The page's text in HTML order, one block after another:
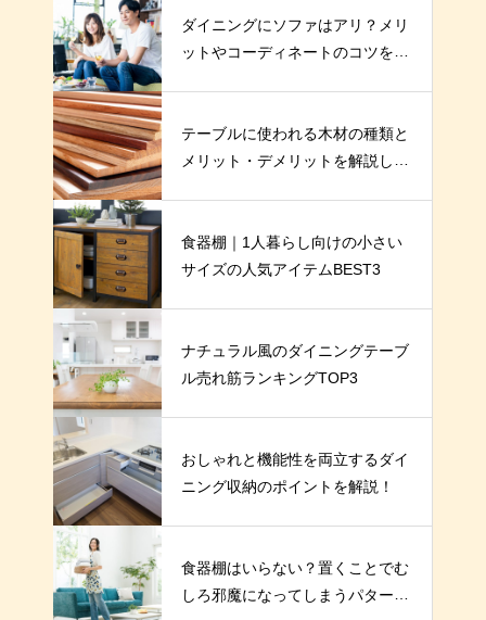
ダイニングにソファはアリ？メリ
ットやコーディネートのコツを解
テーブルに使われる木材の種類と
メリット・デメリットを解説しま
食器棚｜1人暮らし向けの小さい
サイズの人気アイテムBEST3
ナチュラル風のダイニングテーブ
ル売れ筋ランキングTOP3
おしゃれと機能性を両立するダイ
ニング収納のポイントを解説！
食器棚はいらない？置くことでむ
しろ邪魔になってしまうパターン